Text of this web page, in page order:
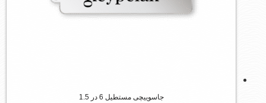
جاسوییچی مستطیل 6 در 1.5